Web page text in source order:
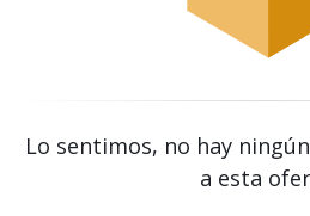
Lo sentimos, no hay
a esta